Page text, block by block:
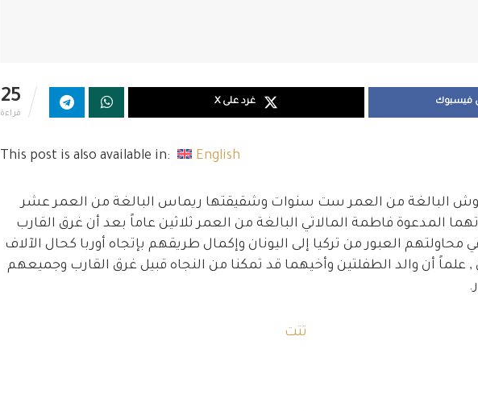
25
قراءة
فيسبوك غرد على X
This post is also available in: English
البالغة من العمر ست سنوات وشقيقتها ريماس البالغة من العمر عشر
المدعوة فاطمة المالاتي البالغة من العمر ثلاثين عاماً بعد أن غرق القارب
محاولتهم العبور من تركيا إلى اليونان وإكمال طريقهم بإتجاه أوربا كحال الآلاف
, علماً أن والد الطفلتين وأخيهما قد تمكنا من النجاه قبيل غرق القارب وجميعهم